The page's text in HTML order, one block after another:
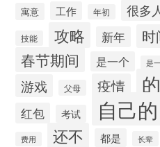
寓意 工作 年初 很多
技能 攻略 新年 时
春节期间 是一个 是
游戏 父母 疫情
红包 考试 自己的
费用 还不 都是 长辈